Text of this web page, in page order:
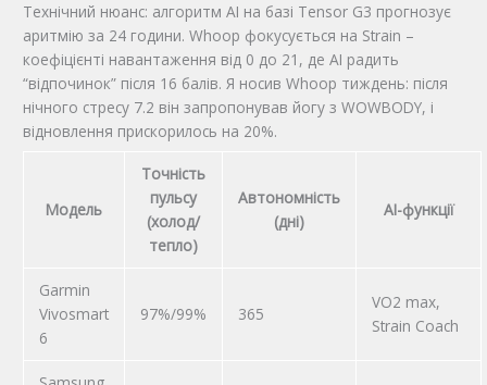
Технічний нюанс: алгоритм AI на базі Tensor G3 прогнозує
аритмію за 24 години. Whoop фокусується на Strain –
коефіцієнті навантаження від 0 до 21, де AI радить
“відпочинок” після 16 балів. Я носив Whoop тиждень: після
нічного стресу 7.2 він запропонував йогу з WOWBODY, і
відновлення прискорилось на 20%.
Модель
Точність
пульсу
(холод/
тепло)
Автономність
(дні)
AI-функції
Garmin
Vivosmart
6
97%/99% 365
VO2 max,
Strain Coach